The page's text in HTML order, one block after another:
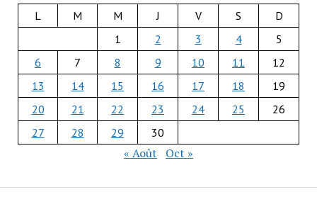
L M M J V S
D
1
2 3 4
5
6
7 8 9 10 11
12
13
14 15 16 17 18
19
20
21 22 23 24 25
26
27
28 29 30
« Août Oct »